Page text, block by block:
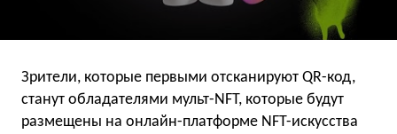
Зрители, которые первыми отсканируют QR-код,
станут обладателями мульт-NFT, которые будут
размещены на онлайн-платформе NFT-искусства